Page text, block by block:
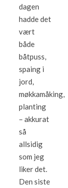
dagen
hadde det
vært
både
båtpuss,
spaing i
jord,
møkkamåking,
planting
– akkurat
så
allsidig
som jeg
liker det.
Den siste